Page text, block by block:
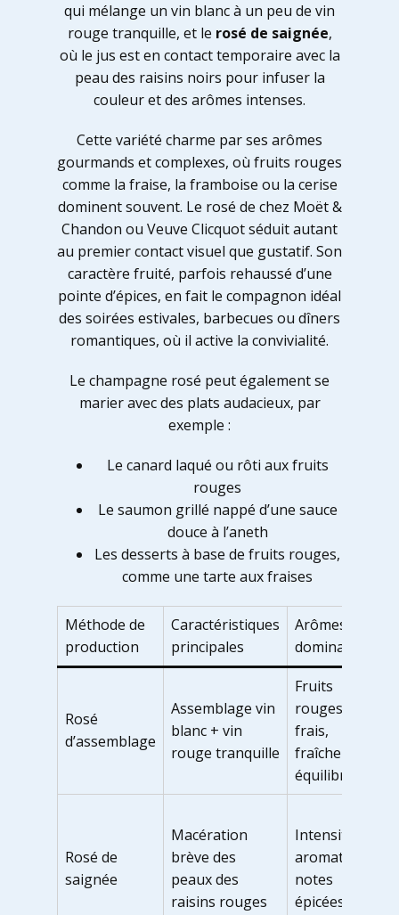
qui mélange un vin blanc à un peu de vin
rouge tranquille, et le rosé de saignée,
où le jus est en contact temporaire avec la
peau des raisins noirs pour infuser la
couleur et des arômes intenses.
Cette variété charme par ses arômes
gourmands et complexes, où fruits rouges
comme la fraise, la framboise ou la cerise
dominent souvent. Le rosé de chez Moët &
Chandon ou Veuve Clicquot séduit autant
au premier contact visuel que gustatif. Son
caractère fruité, parfois rehaussé d’une
pointe d’épices, en fait le compagnon idéal
des soirées estivales, barbecues ou dîners
romantiques, où il active la convivialité.
Le champagne rosé peut également se
marier avec des plats audacieux, par
exemple :
Le canard laqué ou rôti aux fruits
rouges
Le saumon grillé nappé d’une sauce
douce à l’aneth
Les desserts à base de fruits rouges,
comme une tarte aux fraises
Méthode de
production
Caractéristiques
principales
Arômes
dominants
Rosé
d’assemblage
Assemblage vin
blanc + vin
rouge tranquille
Fruits
rouges
frais,
fraîcheur
équilibrée
Rosé de
saignée
Macération
brève des
peaux des
raisins rouges
Intensité
aromatique,
notes
épicées